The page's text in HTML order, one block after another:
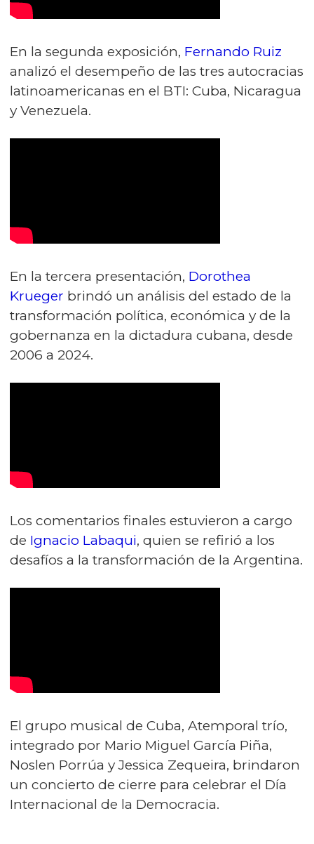
En la segunda exposición, Fernando Ruiz
analizó el desempeño de las tres autocracias
latinoamericanas en el BTI: Cuba, Nicaragua
y Venezuela.
En la tercera presentación, Dorothea
Krueger brindó un análisis del estado de la
transformación política, económica y de la
gobernanza en la dictadura cubana, desde
2006 a 2024.
Los comentarios finales estuvieron a cargo
de Ignacio Labaqui, quien se refirió a los
desafíos a la transformación de la Argentina.
El grupo musical de Cuba, Atemporal trío,
integrado por Mario Miguel García Piña,
Noslen Porrúa y Jessica Zequeira, brindaron
un concierto de cierre para celebrar el Día
Internacional de la Democracia.